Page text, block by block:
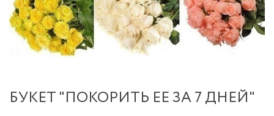
БУКЕТ "ПОКОРИТЬ ЕЕ ЗА 7 ДНЕЙ"